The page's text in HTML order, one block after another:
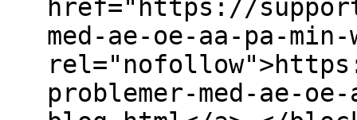
href="https://
med-ae-oe-aa-pa-
problemer-med-ae-